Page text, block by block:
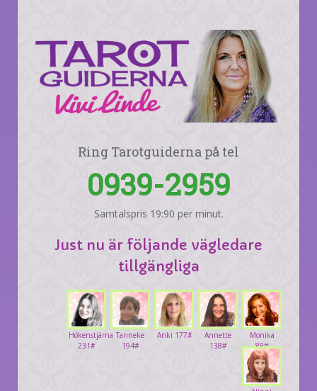
Ring Tarotguiderna på tel
0939-2959
Samtalspris 19:90 per minut.
Just nu är följande vägledare
tillgängliga
Monika
89#
Annette
138#
Anki 177#
Tanneke
194#
Hökenstjärna
231#